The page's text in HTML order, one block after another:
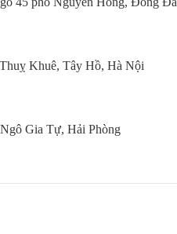
Khuê, Tây Hồ, Hà Nội
Gia Tự, Hải Phòng